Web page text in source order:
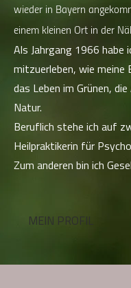
wieder in Bayern
einem kleinen Ort in der
Als Jahrgang 1966 habe
mitzuerleben, wie meine
das Leben im Grünen,
Natur.
Beruflich stehe ich auf
Heilpraktikerin für
Zum anderen bin ich
MEIN PROFIL